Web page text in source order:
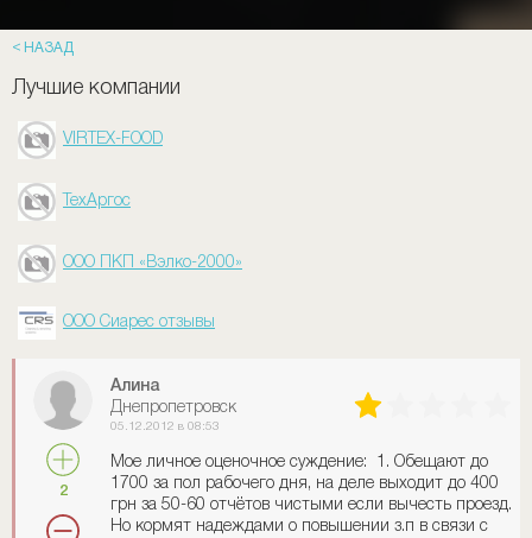
НАЗАД
Лучшие компании
VIRTEX-FOOD
ТехАргос
ООО ПКП «Вэлко-2000»
ООО Сиарес отзывы
2
Алина
Днепропетровск
05.12.2012 в 08:53
Мое личное оценочное суждение: 1. Обещают до
1700 за пол рабочего дня, на деле выходит до 400
грн за 50-60 отчётов чистыми если вычесть проезд.
Но кормят надеждами о повышении з.п в связи с